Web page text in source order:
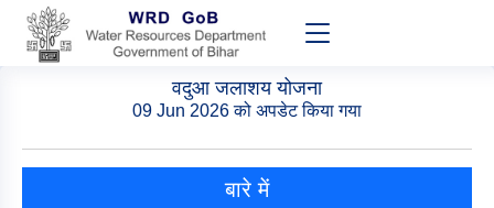
वदुआ जलाशय योजना
09 Jun 2026 को अपडेट किया गया
बारे में